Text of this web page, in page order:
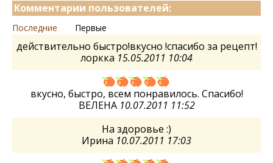
Комментарии пользователей:
Последние Первые
действительно быстро!вкусно !спасибо за рецепт!
лоркка 15.05.2011 10:04
вкусно, быстро, всем понравилось. Спасибо!
ВЕЛЕНА 10.07.2011 11:52
На здоровье :)
Ирина 10.07.2011 17:03